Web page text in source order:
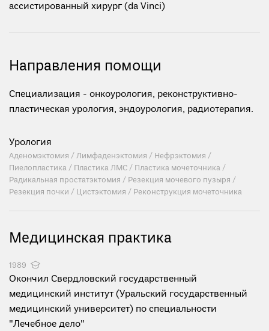
ассистированный хирург (da Vinci)
Направления помощи
Специализация - онкоурология, реконструктивно-
пластическая урология, эндоурология, радиотерапия.
Урология
Аденомэктомия / Лимфаденэктомия / Нефрэктомия /
Пиелопластика / Пластика ЛМС / Пластика мочеточника /
Радикальная простатэктомия / Резекция мочевого пузыря /
Резекция почки / Цистэктомия / Реконструкция мочеточника
Медицинская практика
1989
Окончил Свердловский государственный
медицинский институт (Уральский государственный
медицинский университет) по специальности
"Лечебное дело"